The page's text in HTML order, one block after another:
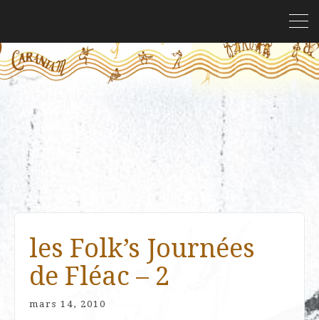
les Folk’s Journées
de Fléac – 2
mars 14, 2010